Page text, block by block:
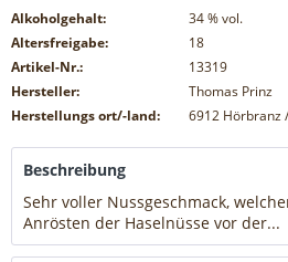
Alkoholgehalt: 34% vol.
Altersfreigabe:
18
Artikel-Nr.:
13319
Hersteller:
Thomas Prinz
Herstellungs ort/-land:
6912 Hörbranz
Beschreibung
Sehr voller Nussgeschmack,
Anrösten der Haselnüsse vor der...